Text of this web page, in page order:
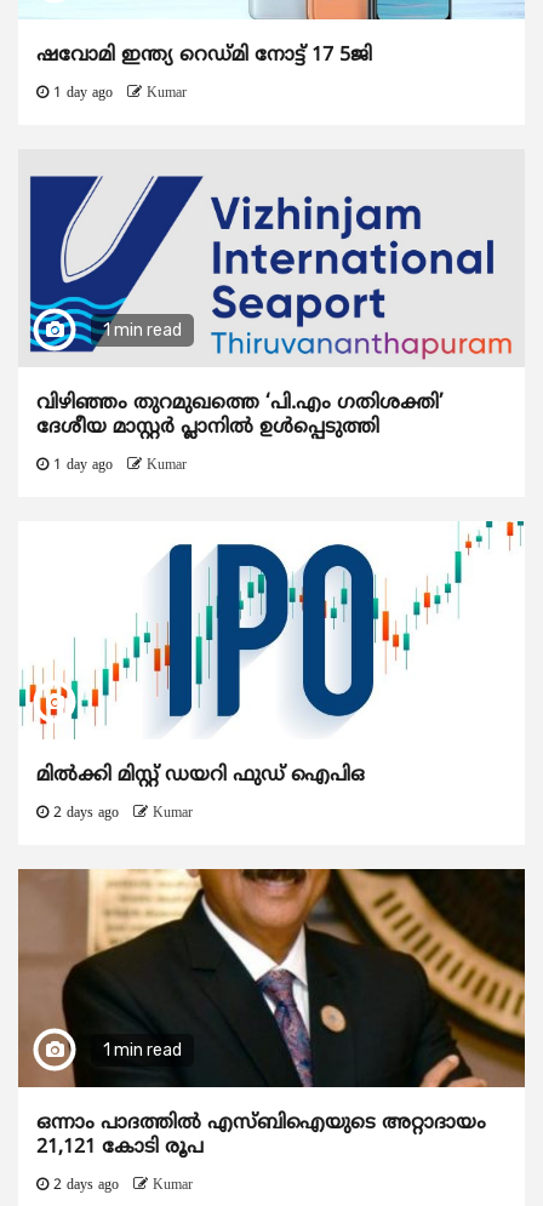
ഷവോമി ഇന്ത്യ റെഡ്മി നോട്ട് 17 5ജി
1 day ago Kumar
1 min read
വിഴിഞ്ഞം തുറമുഖത്തെ ‘പി.എം ഗതിശക്തി’
ദേശീയ മാസ്റ്റർ പ്ലാനിൽ ഉൾപ്പെടുത്തി
1 day ago Kumar
മിൽക്കി മിസ്റ്റ് ഡയറി ഫുഡ് ഐപിഒ
2 days ago Kumar
1 min read
ഒന്നാം പാദത്തിൽ എസ്ബിഐയുടെ അറ്റാദായം
21,121 കോടി രൂപ
2 days ago Kumar